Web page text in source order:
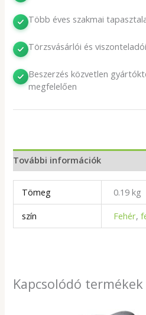
Több éves szakmai
Törzsvásárlói és
Beszerzés közvetlen
megfelelően
További információk
Tömeg
0.19 kg
szín
Fehér,
Kapcsolódó termékek